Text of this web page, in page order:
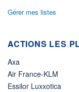
DERNIER
ÉLIGIBILITÉ
Non éligible
Gérer mes listes
ACTIONS LES
Axa
Air France-KLM
Essilor Luxxotica